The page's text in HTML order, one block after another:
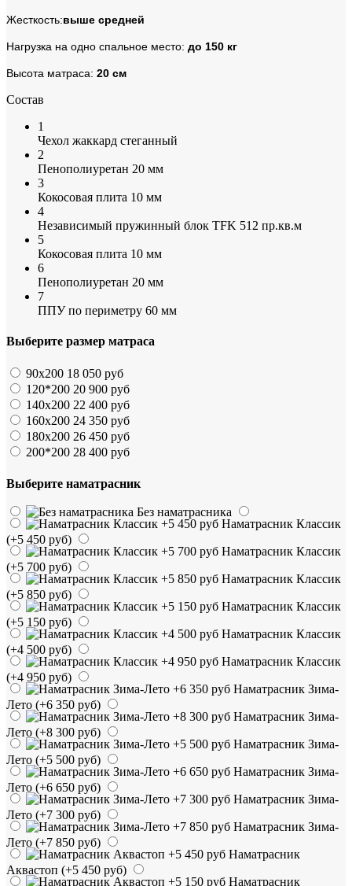
Жесткость:выше средней
Нагрузка на одно спальное место: до 150 кг
Высота матраса: 20 см
Состав
1
Чехол жаккард стеганный
2
Пенополиуретан 20 мм
3
Кокосовая плита 10 мм
4
Независимый пружинный блок TFK 512 пр.кв.м
5
Кокосовая плита 10 мм
6
Пенополиуретан 20 мм
7
ППУ по периметру 60 мм
Выберите размер матраса
90х200 18 050 руб
120*200 20 900 руб
140х200 22 400 руб
160х200 24 350 руб
180х200 26 450 руб
200*200 28 400 руб
Выберите наматрасник
Без наматрасника
Наматрасник Классик
(+5 450 руб)
Наматрасник Классик
(+5 700 руб)
Наматрасник Классик
(+5 850 руб)
Наматрасник Классик
(+5 150 руб)
Наматрасник Классик
(+4 500 руб)
Наматрасник Классик
(+4 950 руб)
Наматрасник Зима-
Лето (+6 350 руб)
Наматрасник Зима-
Лето (+8 300 руб)
Наматрасник Зима-
Лето (+5 500 руб)
Наматрасник Зима-
Лето (+6 650 руб)
Наматрасник Зима-
Лето (+7 300 руб)
Наматрасник Зима-
Лето (+7 850 руб)
Наматрасник
Аквастоп (+5 450 руб)
Наматрасник